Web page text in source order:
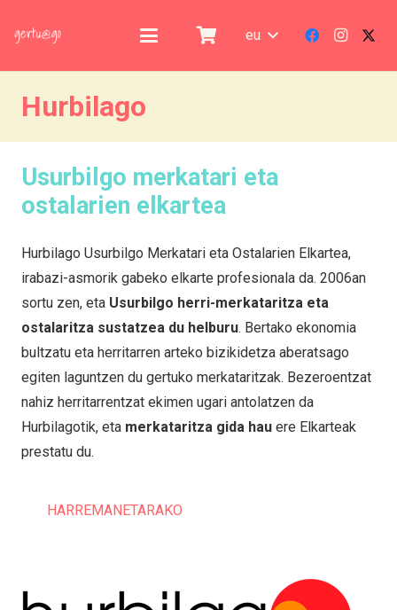
eu
Hurbilago
Usurbilgo merkatari eta
ostalarien elkartea
Hurbilago Usurbilgo Merkatari eta Ostalarien Elkartea,
irabazi-asmorik gabeko elkarte profesionala da. 2006an
sortu zen, eta Usurbilgo herri-merkataritza eta
ostalaritza sustatzea du helburu. Bertako ekonomia
bultzatu eta herritarren arteko bizikidetza aberatsago
egiten laguntzen du gertuko merkataritzak. Bezeroentzat
nahiz herritarrentzat ekimen ugari antolatzen da
Hurbilagotik, eta merkataritza gida hau ere Elkarteak
prestatu du.
HARREMANETARAKO